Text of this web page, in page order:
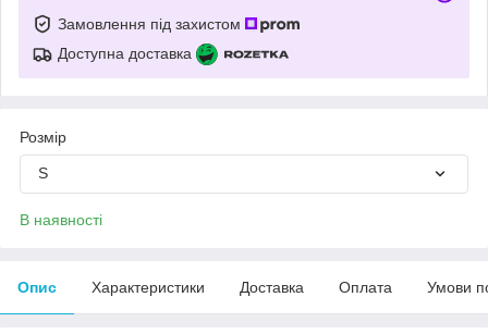
Замовлення під захистом
Доступна доставка
Розмір
S
В наявності
Опис Характеристики Доставка Оплата Умови